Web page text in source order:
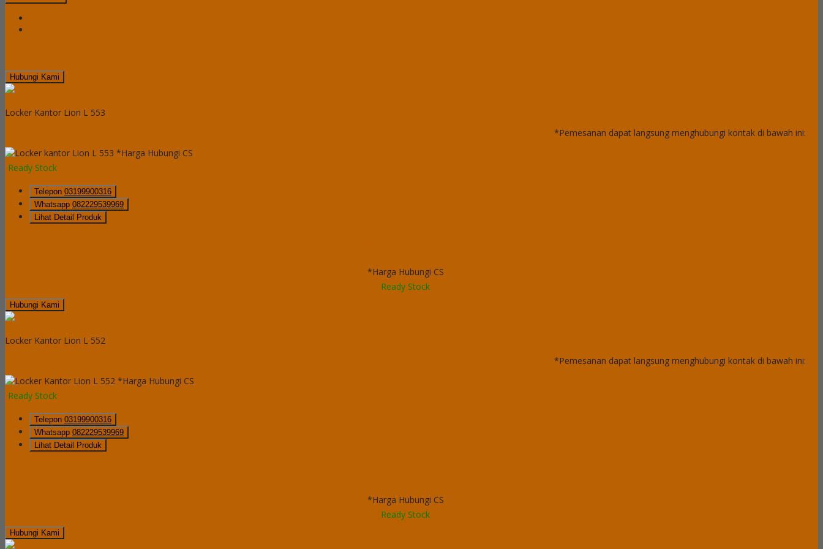
Hubungi Kami
Locker Kantor Lion L 553
*Pemesanan dapat langsung menghubungi kontak di bawah ini:
*Harga Hubungi CS
Ready Stock
Telepon 03199900316
Whatsapp 082229539969
Lihat Detail Produk
*Harga Hubungi CS
Ready Stock
Hubungi Kami
Locker Kantor Lion L 552
*Pemesanan dapat langsung menghubungi kontak di bawah ini:
*Harga Hubungi CS
Ready Stock
Telepon 03199900316
Whatsapp 082229539969
Lihat Detail Produk
*Harga Hubungi CS
Ready Stock
Hubungi Kami